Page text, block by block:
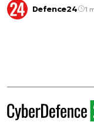
Defence24 1